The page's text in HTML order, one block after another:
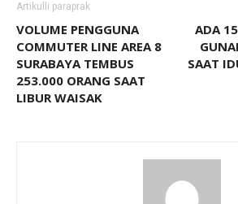
Artikulli paraprak
VOLUME PENGGUNA
COMMUTER LINE AREA 8
SURABAYA TEMBUS
253.000 ORANG SAAT
LIBUR WAISAK
ADA
SAAT